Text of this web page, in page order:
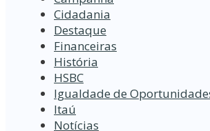
Cidadania
Destaque
Financeiras
História
HSBC
Igualdade de
Itaú
Notícias